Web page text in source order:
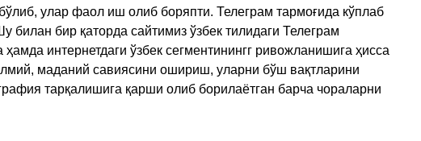
улар фаол иш олиб боряпти. Телеграм тармоғида кўплаб
бир қаторда сайтимиз ўзбек тилидаги Телеграм
интернетдаги ўзбек сегментинингг ривожланишига ҳисса
маданий савиясини ошириш, уларни бўш вақтларини
тарқалишига қарши олиб борилаётган барча чораларни